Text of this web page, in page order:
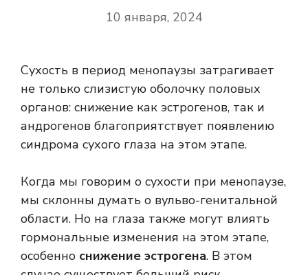
10 января, 2024
Сухость в период менопаузы затрагивает
не только слизистую оболочку половых
органов: снижение как эстрогенов, так и
андрогенов благоприятствует появлению
синдрома сухого глаза на этом этапе.
Когда мы говорим о сухости при менопаузе,
мы склонны думать о вульво-генитальной
области. Но на глаза также могут влиять
гормональные изменения на этом этапе,
особенно снижение эстрогена. В этом